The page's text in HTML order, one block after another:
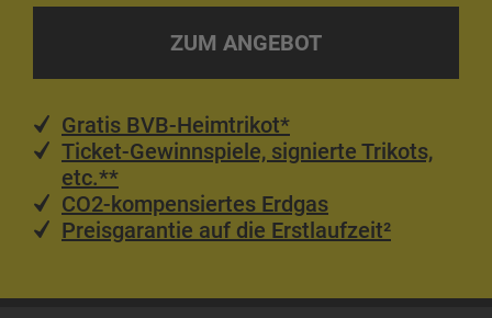
ZUM ANGEBOT
Gratis BVB-Heimtrikot*
Ticket-Gewinnspiele, signierte Trikots,
etc.**
CO2-kompensiertes Erdgas
Preisgarantie auf die Erstlaufzeit²